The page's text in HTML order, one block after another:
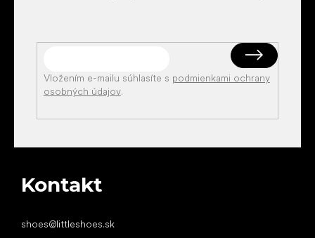
Vložením e-mailu súhlasíte s podmienkami ochrany
osobných údajov.
Kontakt
shoes@littleshoes.sk